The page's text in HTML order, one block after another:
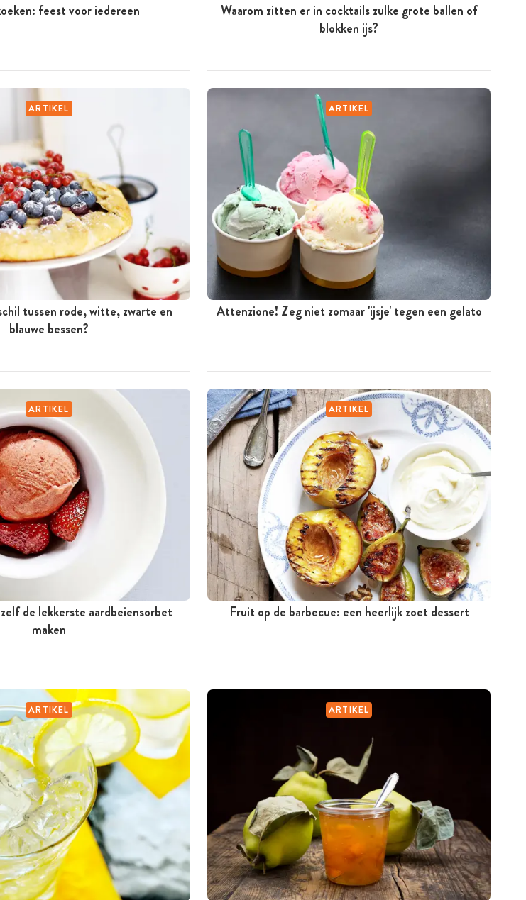
feest voor iedereen
Waarom zitten er in cocktails zulke grote ballen of
blokken ijs?
ARTIKEL
tussen rode, witte, zwarte en
blauwe bessen?
ARTIKEL
Attenzione! Zeg niet zomaar 'ijsje' tegen een gelato
ARTIKEL
de lekkerste aardbeiensorbet
maken
ARTIKEL
Fruit op de barbecue: een heerlijk zoet dessert
ARTIKEL ARTIKEL